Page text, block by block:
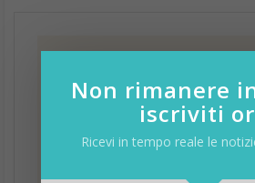
Non rimanere
iscriviti
Ricevi in tempo reale le